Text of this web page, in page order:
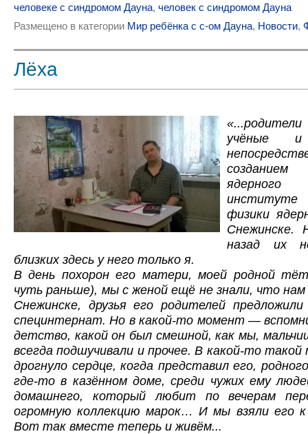
человеке с синдромом Дауна, человек с синдромом Дауна
Размещено в категории Мир ребёнка с с-ом Дауна, Новости,
Лёха
учёные и
созданием
институте
физики
Снежинске.
назад их
близких здесь у него только я.
В день похорон его матери, моей родной
чуть раньше), мы с женой ещё не знали, что
Снежинске, друзья его родителей
специнтернат. Но в какой-то момент —
детство, какой он был смешной, как мы,
всегда подшучивали и прочее. В какой-то
дрогнуло сердце, когда представил его,
где-то в казённом доме, среди чужих ему
домашнего, который любит по вечерам
огромную коллекцию марок… И мы взяли его
Вот так вместе теперь и живём...